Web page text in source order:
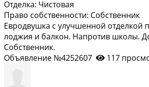
Отделка: Чистовая
Право собственности: Собственник
Евродвушка с улучшенной отделкой
лоджия и балкон. Напротив школы.
Собственник.
Объявление №4252607
117